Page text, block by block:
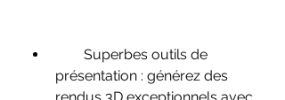
présentation : générez des